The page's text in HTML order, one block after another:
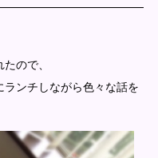
ので、
ンチしながら色々な話を